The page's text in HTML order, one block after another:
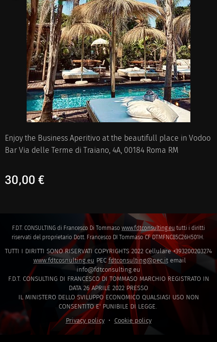
Enjoy the Business Aperitivo at the beautifull place in Vodoo
Bar Via delle Terme di Traiano, 4A, 00184 Roma RM
30,00 €
F.D.T. CONSULTING di Francesco Di Tommaso www.fdtconsulting.eu tutti i diritti
riservati del proprietario Dott. Francesco DI Tommaso CF DTMFNC85C26H501H.
TUTTI I DIRITTI SONO RISERVATI COPYRIGHTS 2022 Cellulare +393200203274
www.fdtcosnulting.eu PEC fdtconsulting@pec.itemail
info@fdtconsulting.eu
F.D.T. CONSULTING DI FRANCESCO DI TOMMASO MARCHIO REGISTRATO IN
DATA 26 APRILE 2022 PRESSO
IL MINISTERO DELLO SVILUPPO ECONOMICO QUALSIASI USO NON
CONSENTITO E' PUNIBILE DI LEGGE.
Privacy policy
Cookie policy